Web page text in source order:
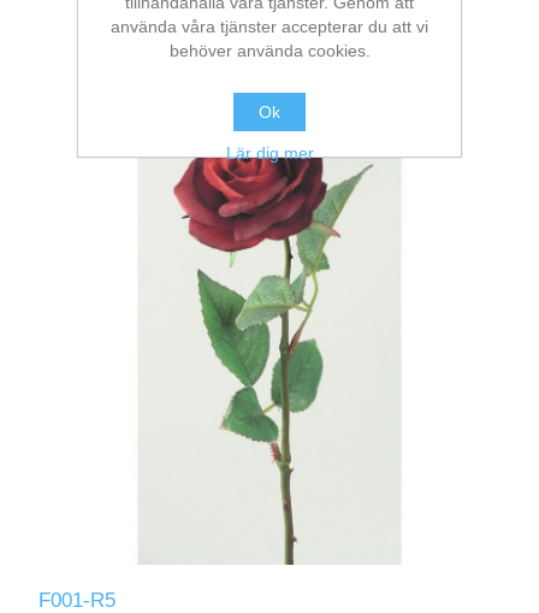
F001-R5
använda våra tjänster accepterar du att vi
behöver använda cookies.
Ok
Lär dig mer